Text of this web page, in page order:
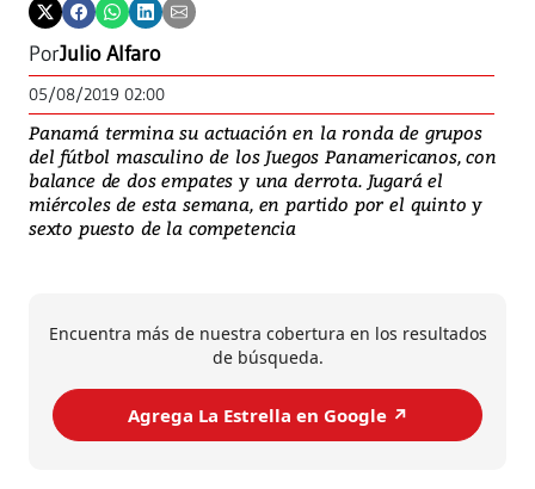
PorJulio Alfaro
05/08/2019 02:00
Panamá termina su actuación en la ronda de grupos
del fútbol masculino de los Juegos Panamericanos, con
balance de dos empates y una derrota. Jugará el
miércoles de esta semana, en partido por el quinto y
sexto puesto de la competencia
Encuentra más de nuestra cobertura en los resultados
de búsqueda.
Agrega La Estrella en Google ↗️